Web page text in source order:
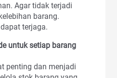
Agar tidak terjadi
barang.
terjaga.
untuk setiap barang
penting dan menjadi